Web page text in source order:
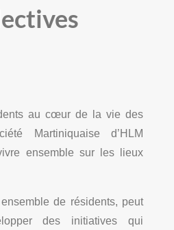
au cœur de la vie des
Martiniquaise d’HLM
ensemble sur les lieux
de résidents, peut
des initiatives qui